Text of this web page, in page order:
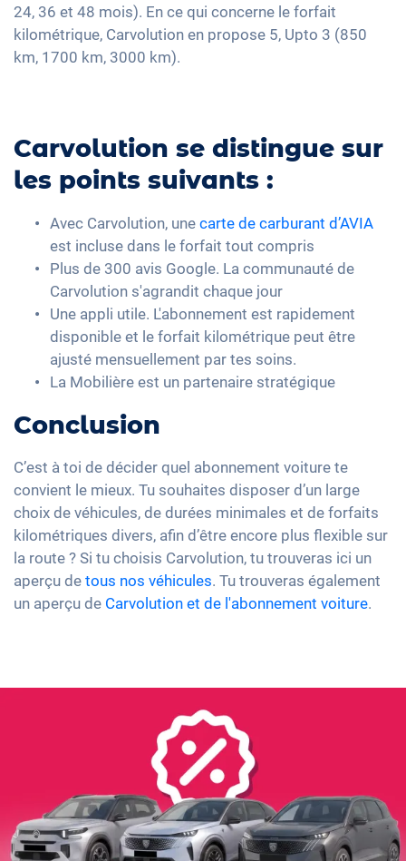
24, 36 et 48 mois). En ce qui concerne le forfait
kilométrique, Carvolution en propose 5, Upto 3 (850
km, 1700 km, 3000 km).
Carvolution se distingue sur
les points suivants :
Avec Carvolution, une carte de carburant d’AVIA
est incluse dans le forfait tout compris
Plus de 300 avis Google. La communauté de
Carvolution s'agrandit chaque jour
Une appli utile. L'abonnement est rapidement
disponible et le forfait kilométrique peut être
ajusté mensuellement par tes soins.
La Mobilière est un partenaire stratégique
Conclusion
C’est à toi de décider quel abonnement voiture te
convient le mieux. Tu souhaites disposer d’un large
choix de véhicules, de durées minimales et de forfaits
kilométriques divers, afin d’être encore plus flexible sur
la route ? Si tu choisis Carvolution, tu trouveras ici un
aperçu de tous nos véhicules. Tu trouveras également
un aperçu de Carvolution et de l'abonnement voiture.